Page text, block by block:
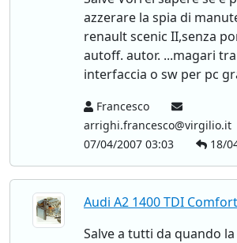
azzerare la spia di
renault scenic II,senza
autoff. autor. ...magari
interfaccia o sw per pc
Francesco
arrighi.francesco@virgilio.it
07/04/2007 03:03
18/
Audi A2 1400 TDI
Salve a tutti da quando